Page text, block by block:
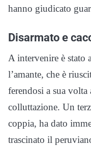
hanno giudicato
Disarmato e
A intervenire è stato
l’amante, che è
ferendosi a sua
colluttazione. Un
coppia, ha dato
trascinato il